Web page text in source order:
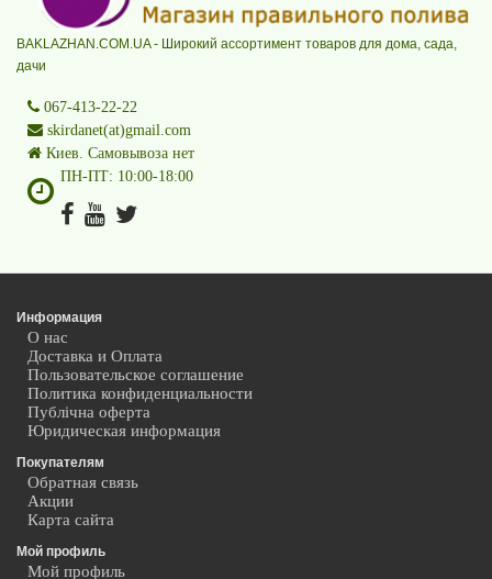
BAKLAZHAN.COM.UA - Широкий ассортимент товаров для дома, сада,
дачи
067-413-22-22
skirdanet(at)gmail.com
Киев. Самовывоза нет
ПН-ПТ: 10:00-18:00
Информация
О нас
Доставка и Оплата
Пользовательское соглашение
Политика конфиденциальности
Публічна оферта
Юридическая информация
Покупателям
Обратная связь
Акции
Карта сайта
Мой профиль
Мой профиль